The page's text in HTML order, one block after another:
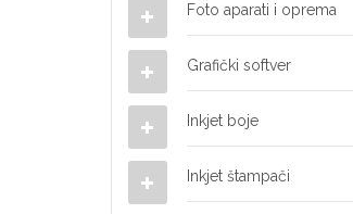
Foto aparati i oprema
Grafički softver
Inkjet boje
Inkjet štampači